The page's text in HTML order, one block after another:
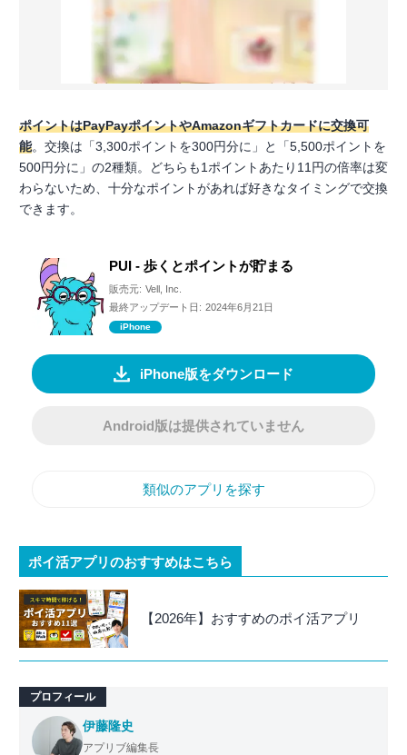
ポイントはPayPayポイントやAmazonギフトカードに交換可
能。交換は「3,300ポイントを300円分に」と「5,500ポイントを
500円分に」の2種類。どちらも1ポイントあたり11円の倍率は変
わらないため、十分なポイントがあれば好きなタイミングで交換
できます。
PUI - 歩くとポイントが貯まる
販売元: Vell, Inc.
最終アップデート日: 2024年6月21日
iPhone
iPhone版をダウンロード
Android版は提供されていません
類似のアプリを探す
ポイ活アプリのおすすめはこちら
【2026年】おすすめのポイ活アプリ
プロフィール
伊藤隆史
アプリブ編集長